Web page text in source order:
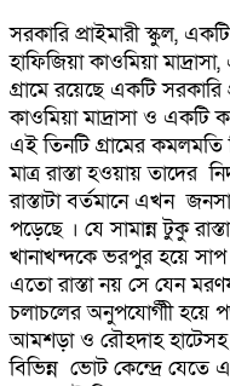
সরকারি প্রাইমারী স্কুল,
হাফিজিয়া কাওমিয়া
গ্রামে রয়েছে একটি সরকারি
কাওমিয়া মাদ্রাসা ও একটি
এই তিনটি গ্রামের কমলমতি
মাত্র রাস্তা হওয়ায় তাদের
রাস্তাটা বর্তমানে এখন
পড়েছে । যে সামান্ন টুকু
খানাখন্দকে ভরপুর হয়ে সাপ
এতো রাস্তা নয় সে যেন
চলাচলের অনুপযোগীী হয়ে
আমশড়া ও রৌহদাহ হাটেসহ
বিভিন্ন ভোট কেন্দ্রে যেতে